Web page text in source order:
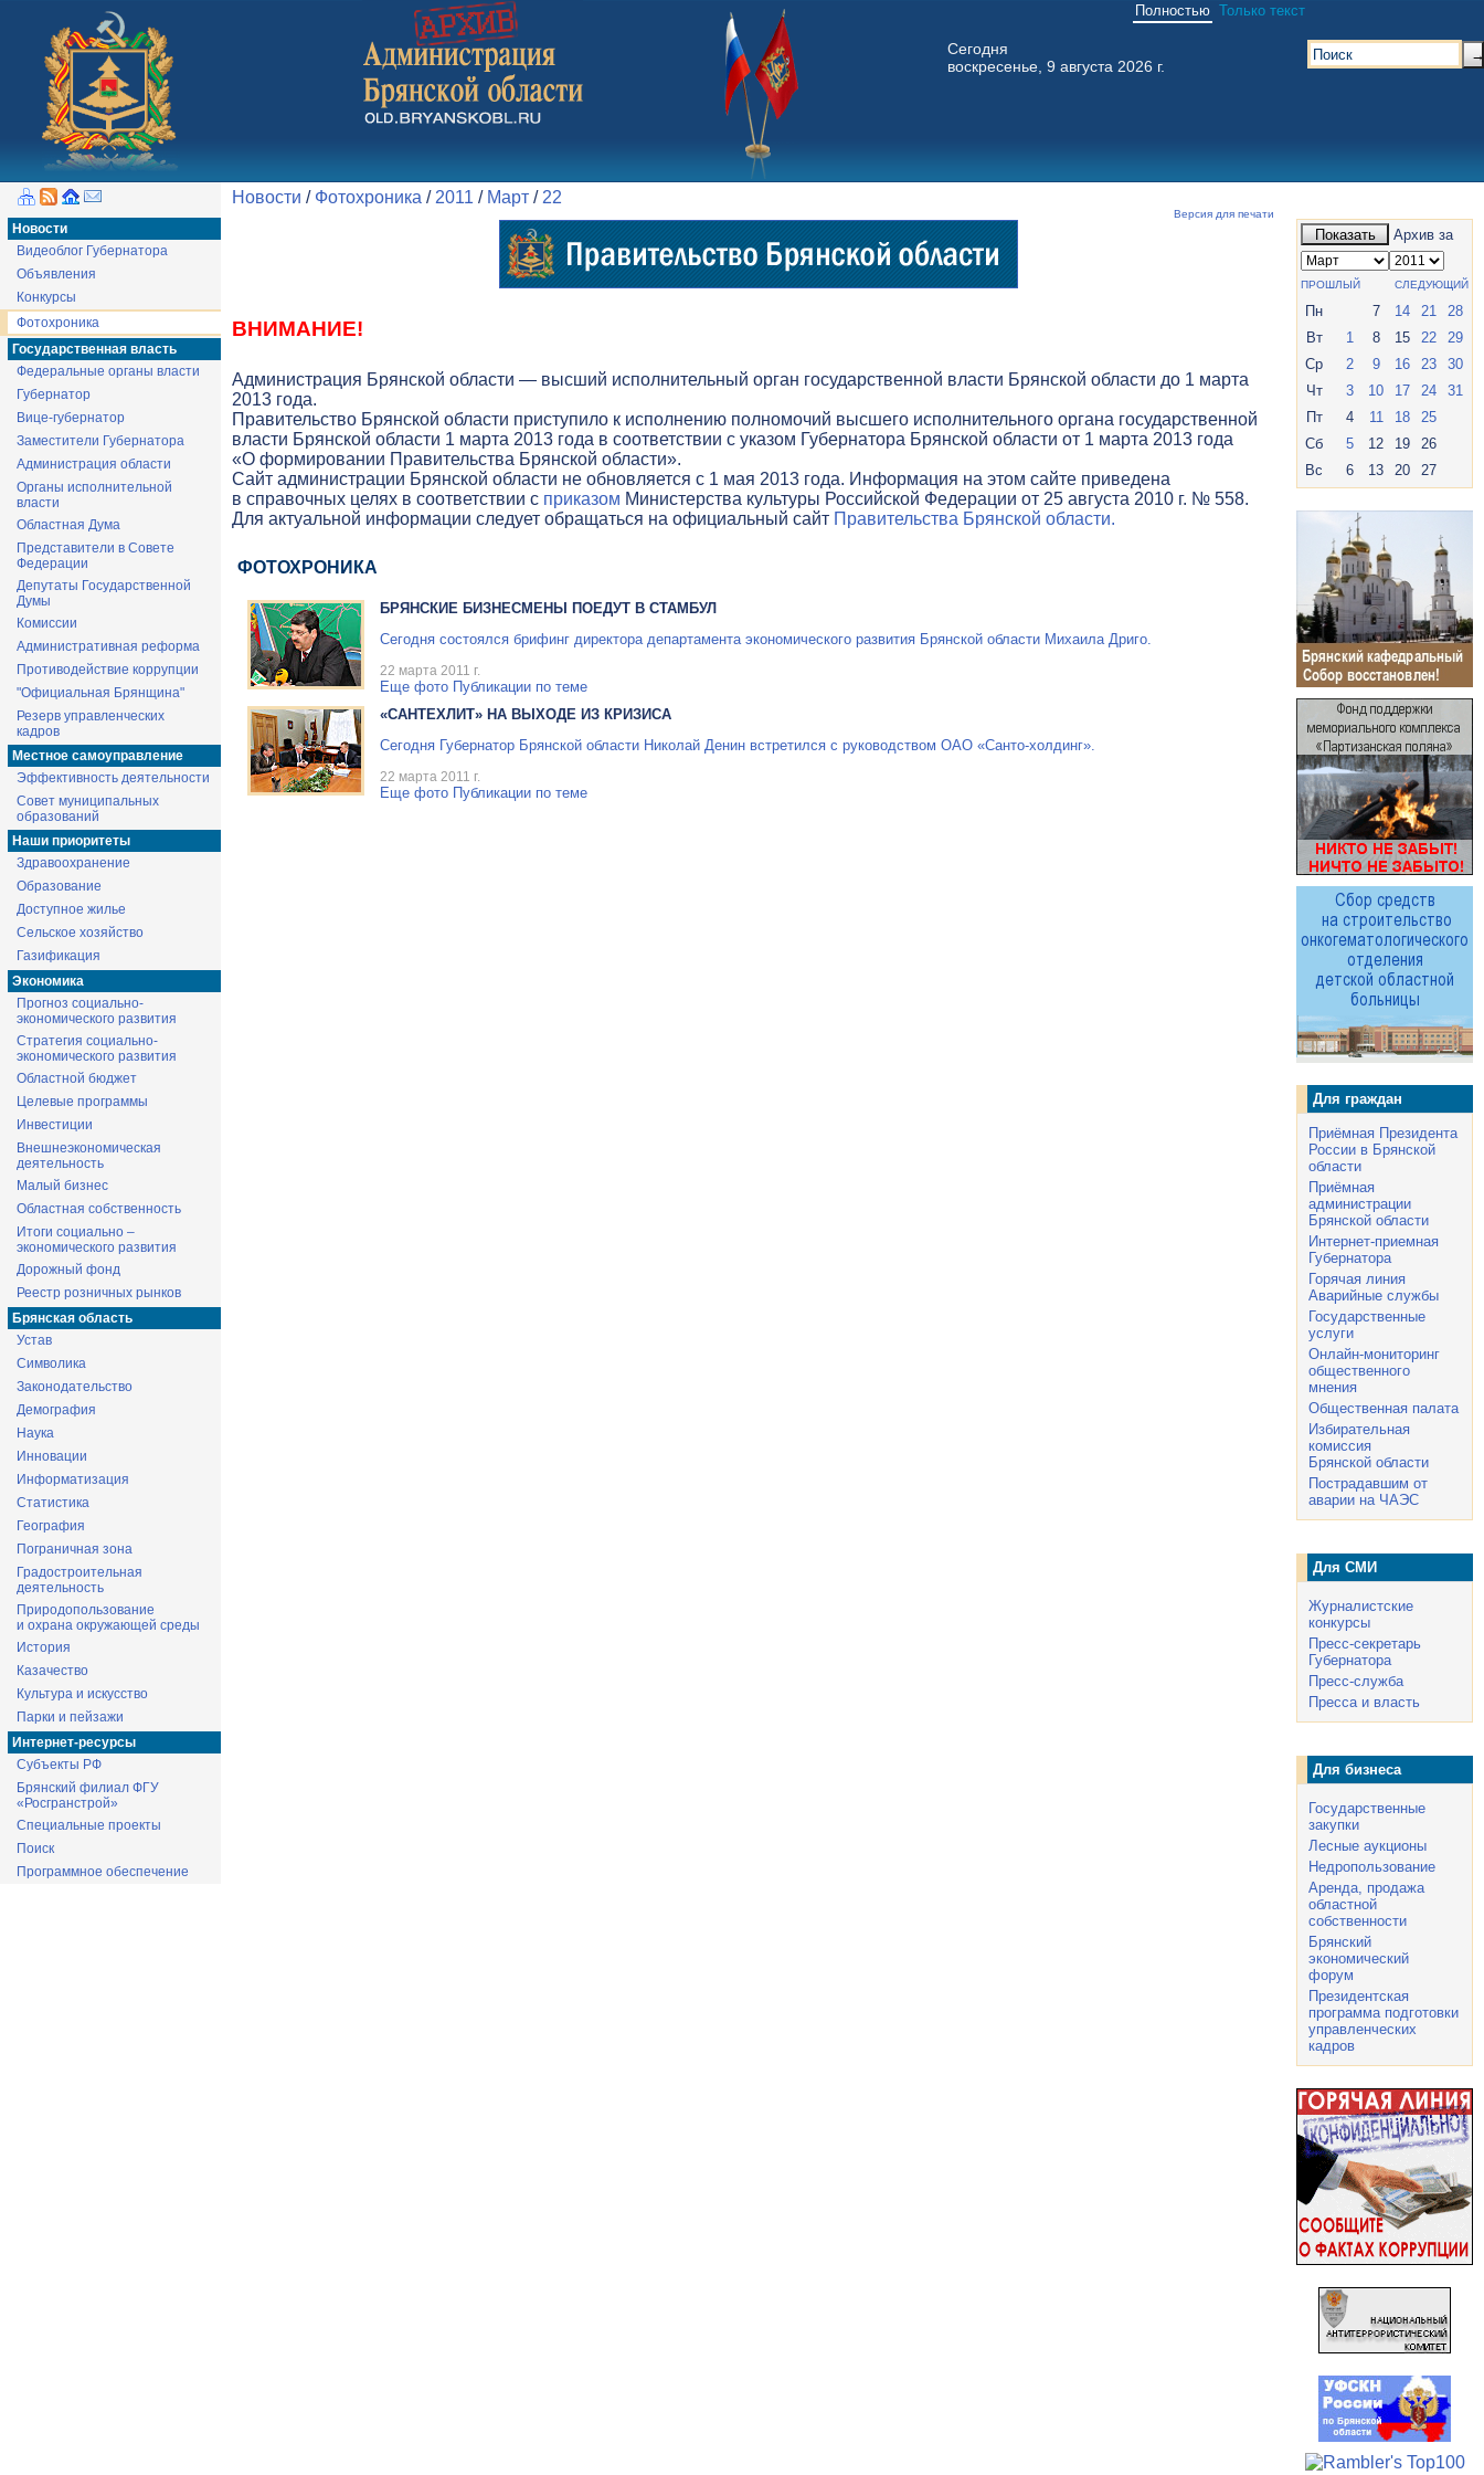
Полностью Только текст
Сегодня
воскресенье, 9 августа 2026 г.
→
Новости
Видеоблог Губернатора
Объявления
Конкурсы
Фотохроника
Государственная власть
Федеральные органы власти
Губернатор
Вице-губернатор
Заместители Губернатора
Администрация области
Органы исполнительной
власти
Областная Дума
Представители в Совете
Федерации
Депутаты Государственной
Думы
Комиссии
Административная реформа
Противодействие коррупции
"Официальная Брянщина"
Резерв управленческих
кадров
Местное самоуправление
Эффективность деятельности
Совет муниципальных
образований
Наши приоритеты
Здравоохранение
Образование
Доступное жилье
Сельское хозяйство
Газификация
Экономика
Прогноз социально-
экономического развития
Стратегия социально-
экономического развития
Областной бюджет
Целевые программы
Инвестиции
Внешнеэкономическая
деятельность
Малый бизнес
Областная собственность
Итоги социально –
экономического развития
Дорожный фонд
Реестр розничных рынков
Брянская область
Устав
Символика
Законодательство
Демография
Наука
Инновации
Информатизация
Статистика
География
Пограничная зона
Градостроительная
деятельность
Природопользование
и охрана окружающей среды
История
Казачество
Культура и искусство
Парки и пейзажи
Интернет-ресурсы
Субъекты РФ
Брянский филиал ФГУ
«Росгранстрой»
Специальные проекты
Поиск
Программное обеспечение
Новости / Фотохроника / 2011 / Март / 22
Версия для печати
ВНИМАНИЕ!
Администрация Брянской области — высший исполнительный орган государственной власти Брянской области до 1 марта
2013 года.
Правительство Брянской области приступило к исполнению полномочий высшего исполнительного органа государственной
власти Брянской области 1 марта 2013 года в соответствии с указом Губернатора Брянской области от 1 марта 2013 года
«О формировании Правительства Брянской области».
Cайт администрации Брянской области не обновляется с 1 мая 2013 года. Информация на этом сайте приведена
в справочных целях в соответствии с приказом Министерства культуры Российской Федерации от 25 августа 2010 г. № 558.
Для актуальной информации следует обращаться на официальный сайт Правительства Брянской области.
ФОТОХРОНИКА
БРЯНСКИЕ БИЗНЕСМЕНЫ ПОЕДУТ В СТАМБУЛ
Сегодня состоялся брифинг директора департамента экономического развития Брянской области Михаила Дриго.
22 марта 2011 г.
Еще фото Публикации по теме
«САНТЕХЛИТ» НА ВЫХОДЕ ИЗ КРИЗИСА
Сегодня Губернатор Брянской области Николай Денин встретился с руководством ОАО «Санто-холдинг».
22 марта 2011 г.
Еще фото Публикации по теме
Показать Архив за
ПРОШЛЫЙ СЛЕДУЮЩИЙ
Пн 7 14 21
28
Вт
1 8 15 22
29
Ср
2 9 16 23
30
Чт
3 10 17 24
31
Пт
4 11 18
25
Сб
5 12 19
26
Вс
6 13 20 27
Для граждан
Приёмная Президента
России в Брянской
области
Приёмная
администрации
Брянской области
Интернет-приемная
Губернатора
Горячая линия
Аварийные службы
Государственные
услуги
Онлайн-мониторинг
общественного
мнения
Общественная палата
Избирательная
комиссия
Брянской области
Пострадавшим от
аварии на ЧАЭС
Для СМИ
Журналистские
конкурсы
Пресс-секретарь
Губернатора
Пресс-служба
Пресса и власть
Для бизнеса
Государственные
закупки
Лесные аукционы
Недропользование
Аренда, продажа
областной
собственности
Брянский
экономический
форум
Президентская
программа подготовки
управленческих
кадров